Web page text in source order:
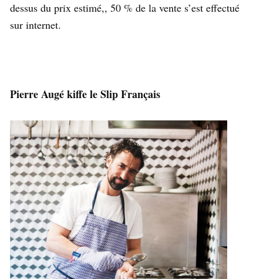
dessus du prix estimé,, 50 % de la vente s’est effectué
sur internet.
Pierre Augé kiffe le Slip Français